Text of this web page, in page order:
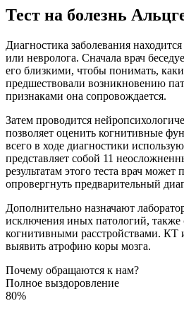
Тест на болезнь
Диагностика заболевания
или невролога. Сначала врач
его близкими, чтобы понимать,
предшествовали возникновению
признаками она сопровождается.
Затем проводится
позволяет оценить когнитивные
всего в ходе диагностики
представляет собой 11
результатам этого теста врач может
опровергнуть предварительный
Дополнительно назначают
исключения иных патологий,
когнитивными расстройствами. КТ
выявить атрофию коры мозга.
Почему обращаются к нам?
Полное выздоровление
80%